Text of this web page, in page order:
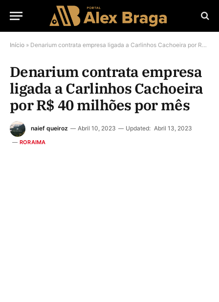
Início » Denarium contrata empresa ligada a Carlinhos Cachoeira por R$ 40 milhões por mês
Denarium contrata empresa
ligada a Carlinhos Cachoeira
por R$ 40 milhões por mês
naief queiroz Abril 10, 2023 Updated: Abril 13, 2023
RORAIMA